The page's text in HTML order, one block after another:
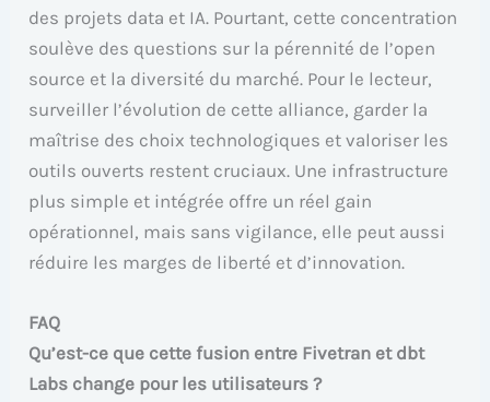
des projets data et IA. Pourtant, cette concentration
soulève des questions sur la pérennité de l’open
source et la diversité du marché. Pour le lecteur,
surveiller l’évolution de cette alliance, garder la
maîtrise des choix technologiques et valoriser les
outils ouverts restent cruciaux. Une infrastructure
plus simple et intégrée offre un réel gain
opérationnel, mais sans vigilance, elle peut aussi
réduire les marges de liberté et d’innovation.
FAQ
Qu’est-ce que cette fusion entre Fivetran et dbt
Labs change pour les utilisateurs ?